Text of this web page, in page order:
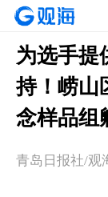
为选手提
持！崂山
念样品组
青岛日报社/观